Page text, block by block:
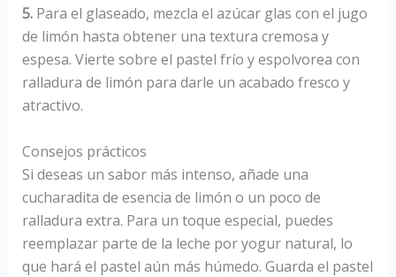
5.Para el glaseado, mezcla el azúcar glas con el jugo
de limón hasta obtener una textura cremosa y
espesa. Vierte sobre el pastel frío y espolvorea con
ralladura de limón para darle un acabado fresco y
atractivo.
Consejos prácticos
Si deseas un sabor más intenso, añade una
cucharadita de esencia de limón o un poco de
ralladura extra. Para un toque especial, puedes
reemplazar parte de la leche por yogur natural, lo
que hará el pastel aún más húmedo. Guarda el pastel